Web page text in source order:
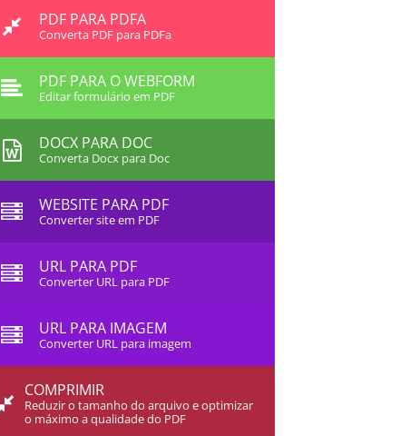
PDF PARA PDFA
Converta PDF para PDFa
PDF PARA O WEBFORM
Editar formulário em PDF
DOCX PARA DOC
Converta Docx para Doc
WEBSITE PARA PDF
Converter site em PDF
URL PARA PDF
Converter URL para PDF
URL PARA IMAGEM
Converter URL para imagem
COMPRIMIR
Reduzir o tamanho do arquivo e optimizar
o máximo a qualidade do PDF